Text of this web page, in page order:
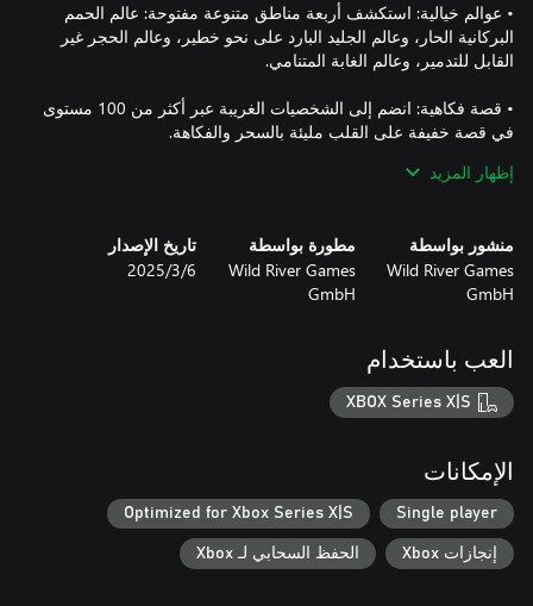
• عوالم خيالية: استكشف أربعة مناطق متنوعة مفتوحة: عالم الحمم
البركانية الحار، وعالم الجليد البارد على نحو خطير، وعالم الحجر غير
• قصة فكاهية: انضم إلى الشخصيات الغريبة عبر أكثر من 100 مستوى
• من السهل تعلمها ومن الصعب إتقانها: يمكن للأطفال واللاعبين الجدد
على هذا النوع من الألعاب أن يتعلموا كيفية اللعب بسهولة، في حين
• تطرب الآذان: اللعبة مدبلجة بالكامل باللغتين الإنجليزية والألمانية، مع
ماذا تنتظر؟ إن عوالم Eldrador تعتمد عليك!
إظهار المزيد
منشور بواسطة
Wild River Games
GmbH
مطورة بواسطة
Wild River Games
GmbH
تاريخ الإصدار
6‏/3‏/2025
العب باستخدام
XBOX Series X|S
الإمكانات
Single player
Optimized for Xbox Series X|S
إنجازات Xbox الحفظ السحابي لـ Xbox